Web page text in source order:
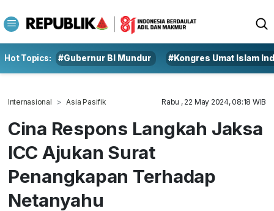
Hot Topics: #Gubernur BI Mundur #Kongres Umat Islam
Internasional Asia Pasifik Rabu , 22 May 2024, 08:18 WIB
Cina Respons Langkah Jaksa
ICC Ajukan Surat
Penangkapan Terhadap
Netanyahu